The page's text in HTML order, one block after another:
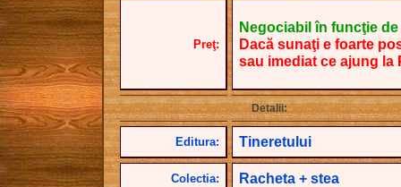
Preţ:
Negociabil în funcţie
Dacă sunaţi e foarte
sau imediat ce ajung la
Detalii:
Editura: Tineretului
Colectia: Racheta + stea